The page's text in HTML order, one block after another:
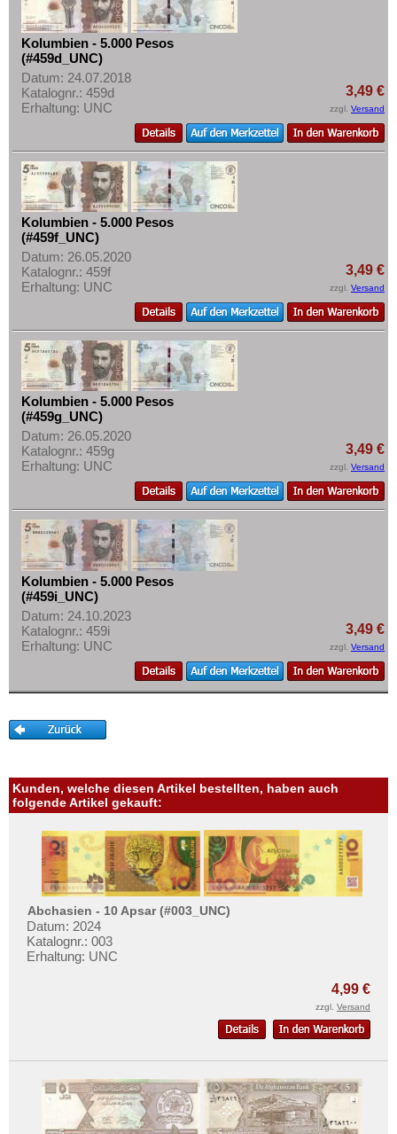
Kolumbien - 5.000 Pesos
(#459d_UNC)
Datum: 24.07.2018
Katalognr.: 459d
Erhaltung: UNC
3,49 €
zzgl. Versand
Kolumbien - 5.000 Pesos
(#459f_UNC)
Datum: 26.05.2020
Katalognr.: 459f
Erhaltung: UNC
3,49 €
zzgl. Versand
Kolumbien - 5.000 Pesos
(#459g_UNC)
Datum: 26.05.2020
Katalognr.: 459g
Erhaltung: UNC
3,49 €
zzgl. Versand
Kolumbien - 5.000 Pesos
(#459i_UNC)
Datum: 24.10.2023
Katalognr.: 459i
Erhaltung: UNC
3,49 €
zzgl. Versand
Kunden, welche diesen Artikel bestellten, haben auch
folgende Artikel gekauft:
Abchasien - 10 Apsar (#003_UNC)
Datum: 2024
Katalognr.: 003
Erhaltung: UNC
4,99 €
zzgl. Versand